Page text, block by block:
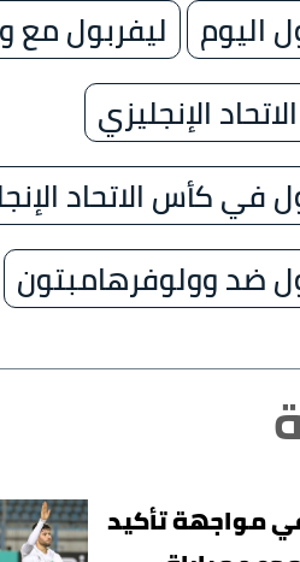
اليوم
ليفربول مع
في كأس الاتحاد
ضد وولوفرهامبتون
مواجهة تأكيد